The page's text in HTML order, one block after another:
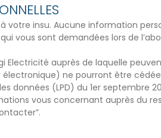
insu. Aucune information
vous sont demandées lors de
auprès de laquelle
ne pourront être
données (LPD) du 1er septembre
vous concernant auprès du